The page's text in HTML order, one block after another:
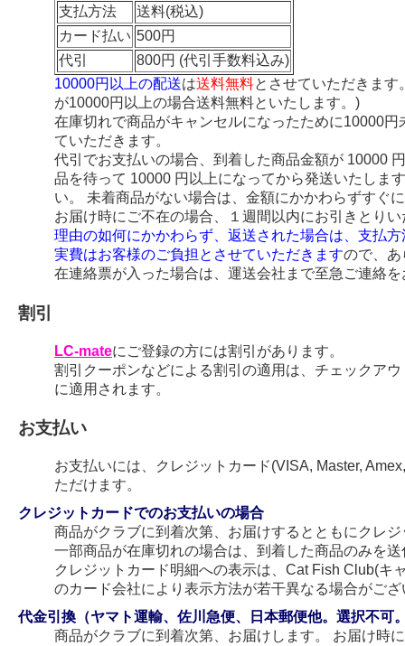
支払方法
送料(税込)
カード払い 500円
代引
800円 (代引手数料込み)
10000円以上の配送は送料無料とさせていただきま
が10000円以上の場合送料無料といたします。)
在庫切れで商品がキャンセルになったために10000
ていただきます。
代引でお支払いの場合、到着した商品金額が 10000
品を待って 10000 円以上になってから発送いたしま
い。 未着商品がない場合は、金額にかかわらずすぐ
お届け時にご不在の場合、１週間以内にお引きとり
理由の如何にかかわらず、返送された場合は、支払
実費はお客様のご負担とさせていただきますので、あ
在連絡票が入った場合は、運送会社まで至急ご連絡
割引
LC-mateにご登録の方には割引があります。
割引クーポンなどによる割引の適用は、チェックア
に適用されます。
お支払い
お支払いには、クレジットカード(VISA, Master,
ただけます。
クレジットカードでのお支払いの場合
商品がクラブに到着次第、お届けするとともにクレ
一部商品が在庫切れの場合は、到着した商品のみを
クレジットカード明細への表示は、Cat Fish Club(キ
のカード会社により表示方法が若干異なる場合がござ
代金引換（ヤマト運輸、佐川急便、日本郵便他。選択不可
商品がクラブに到着次第、お届けします。 お届け時